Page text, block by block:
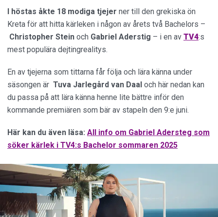
I höstas åkte 18 modiga tjejer ner till den grekiska ön
Kreta för att hitta kärleken i någon av årets två Bachelors –
Christopher Stein och Gabriel Aderstig – i en av TV4:s
mest populära dejtingrealitys.
En av tjejerna som tittarna får följa och lära känna under
säsongen är Tuva Jarlegård van Daal och här nedan kan
du passa på att lära känna henne lite bättre inför den
kommande premiären som bär av stapeln den 9:e juni.
Här kan du även läsa: All info om Gabriel Adersteg som
söker kärlek i TV4:s Bachelor sommaren 2025